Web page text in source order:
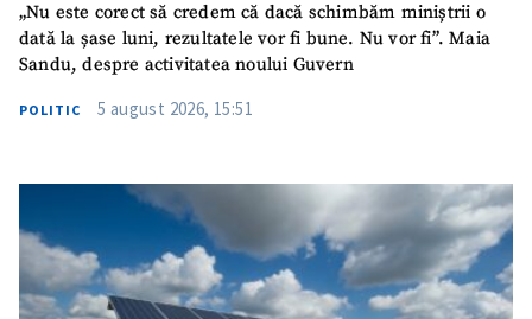
„Nu este corect să credem că dacă schimbăm miniștrii o
dată la șase luni, rezultatele vor fi bune. Nu vor fi”. Maia
Sandu, despre activitatea noului Guvern
POLITIC 5 august 2026, 15:51